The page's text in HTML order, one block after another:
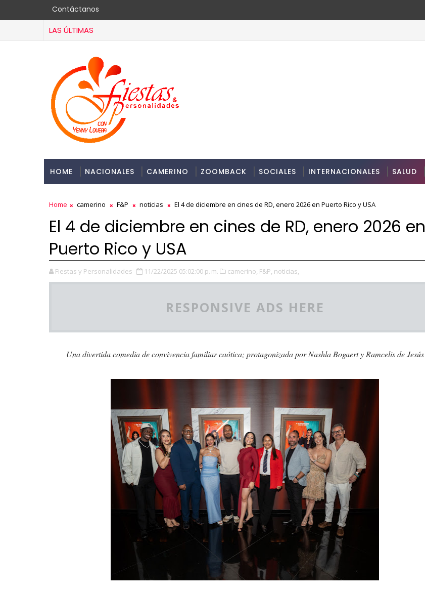
Contáctanos
LAS ÚLTIMAS
HOME NACIONALES CAMERINO ZOOMBACK SOCIALES INTERNACIONALES SALUD
Home camerino F&P noticias El 4 de diciembre en cines de RD, enero 2026 en Puerto Rico y USA
El 4 de diciembre en cines de RD, enero 2026 en
Puerto Rico y USA
Fiestas y Personalidades 11/22/2025 05:02:00 p. m. camerino, F&P, noticias,
RESPONSIVE ADS HERE
Una divertida comedia de convivencia familiar caótica; protagonizada por Nashla Bogaert y Ramcelis de Jesús